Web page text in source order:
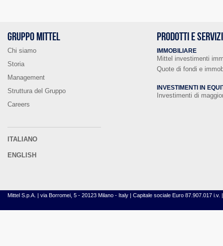
GRUPPO MITTEL
Chi siamo
Storia
Management
Struttura del Gruppo
Careers
ITALIANO
ENGLISH
PRODOTTI E SERVIZI
IMMOBILIARE
Mittel investimenti
Quote di fondi e
INVESTIMENTI IN
Investimenti di
Mittel S.p.A. | via Borromei, 5 - 20123 Milano - Italy | Capitale sociale Euro 87.907.017